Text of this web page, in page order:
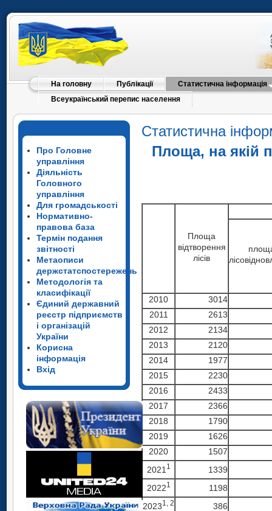
На головну Публікації
Статистична інформація
Всеукраїнський перепис населення
Про Головне
управління
Діяльність
Головного
управління
Для громадськості
Нормативно-
правова база
Термін подання
звітності
Метаописи
держстатспостережень
Методологія та
класифікації
Єдиний державний
реєстр підприємств
і організацій
України
Корисна
інформація
Вхід
Статистична
Площа, на якій
Площа
відтворення
лісів
2010
3014
2011
2613
2012
2134
2013
2120
2014
1977
2015
2230
2016
2433
2017
2366
2018
1790
2019
1626
2020
1507
2021 1
1339
20221
1198
20231 , 2 386